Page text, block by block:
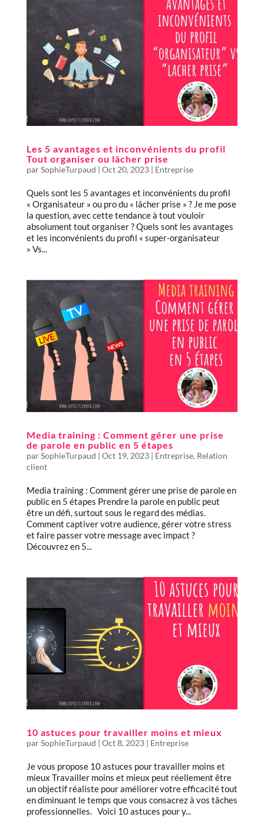
Les 5 avantages et inconvénients du profil
Tout organiser ou lâcher prise
parSophieTurpaud | Oct 20, 2023| Entreprise
Quels sont les 5 avantages et inconvénients du profil
« Organisateur » ou pro du « lâcher prise » ? Je me pose
la question, avec cette tendance à tout vouloir
absolument tout organiser ? Quels sont les avantages
et les inconvénients du profil « super-organisateur
» Vs...
Media training : Comment gérer une prise
de parole en public en 5 étapes
parSophieTurpaud | Oct 19, 2023| Entreprise, Relation
client
Media training : Comment gérer une prise de parole en
public en 5 étapes Prendre la parole en public peut
être un défi, surtout sous le regard des médias.
Comment captiver votre audience, gérer votre stress
et faire passer votre message avec impact ?
Découvrez en 5...
10 astuces pour travailler moins et mieux
parSophieTurpaud | Oct 8, 2023| Entreprise
Je vous propose 10 astuces pour travailler moins et
mieux Travailler moins et mieux peut réellement être
un objectif réaliste pour améliorer votre efficacité tout
en diminuant le temps que vous consacrez à vos tâches
professionnelles. Voici 10 astuces pour y...